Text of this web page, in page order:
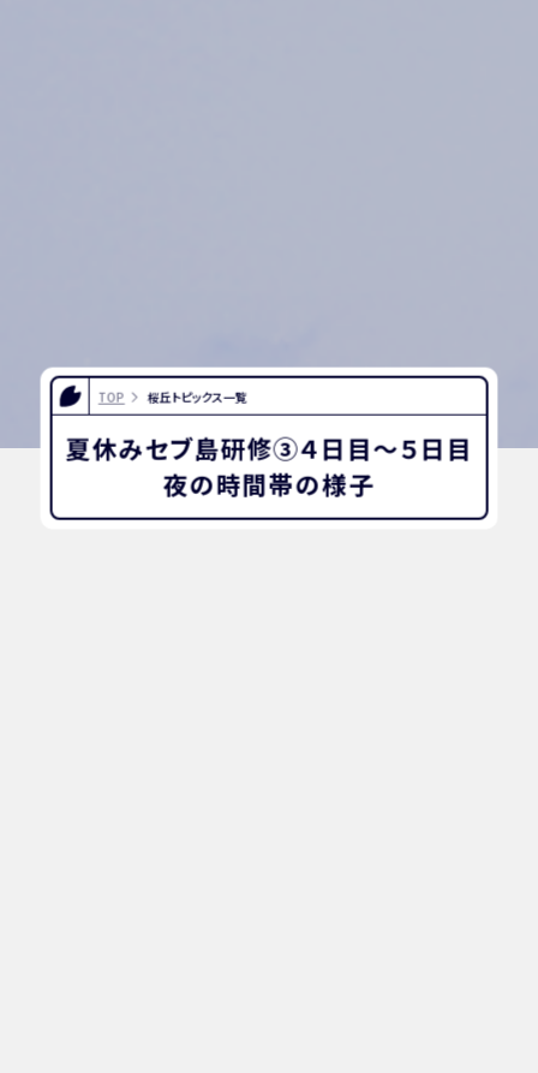
TOP 桜丘トピックス一覧
夏休みセブ島研修③４日目～５日目
夜の時間帯の様子